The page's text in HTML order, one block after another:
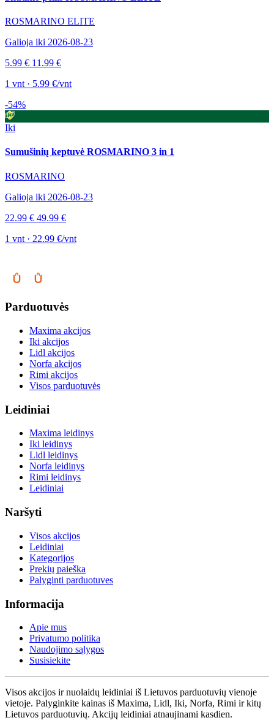
ROSMARINO ELITE
Galioja iki 2026-08-23
5.99 € 11.99 €
1 vnt · 5.99 €/vnt
-54%
Iki
Sumušinių keptuvė ROSMARINO 3 in 1
ROSMARINO
Galioja iki 2026-08-23
22.99 € 49.99 €
1 vnt · 22.99 €/vnt
Parduotuvės
Maxima akcijos
Iki akcijos
Lidl akcijos
Norfa akcijos
Rimi akcijos
Visos parduotuvės
Leidiniai
Maxima leidinys
Iki leidinys
Lidl leidinys
Norfa leidinys
Rimi leidinys
Leidiniai
Naršyti
Visos akcijos
Leidiniai
Kategorijos
Prekių paieška
Palyginti parduotuves
Informacija
Apie mus
Privatumo politika
Naudojimo sąlygos
Susisiekite
Visos akcijos ir nuolaidų leidiniai iš Lietuvos parduotuvių vienoje
vietoje. Palyginkite kainas iš Maxima, Lidl, Iki, Norfa, Rimi ir kitų
Lietuvos parduotuvių. Akcijų leidiniai atnaujinami kasdien.